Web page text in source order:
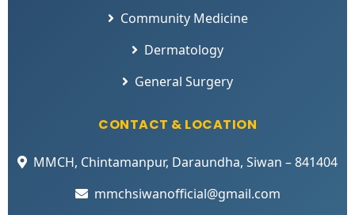
Community Medicine
Dermatology
General Surgery
CONTACT & LOCATION
MMCH, Chintamanpur, Daraundha, Siwan – 841404
mmchsiwanofficial@gmail.com